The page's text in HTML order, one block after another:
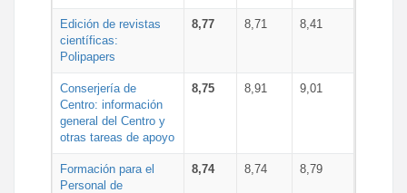
Edición de revistas
científicas:
Polipapers
8,77 8,71 8,41
Conserjería de
Centro: información
general del Centro y
otras tareas de apoyo
8,75 8,91 9,01
Formación para el
Personal de
8,74 8,74 8,79